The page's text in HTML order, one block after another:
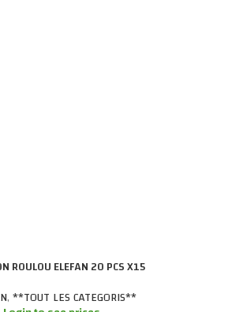
ROULOU ELEFAN 20 PCS X15
,**TOUT LES CATEGORIS**